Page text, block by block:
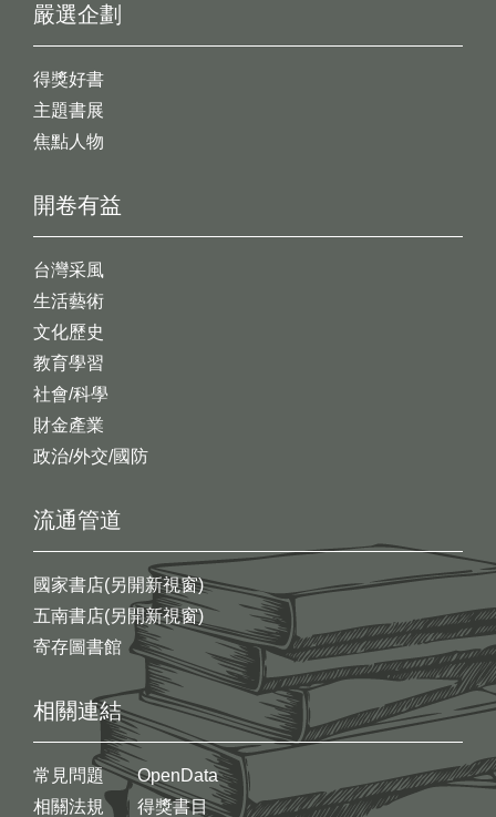
開卷有益
台灣采風
生活藝術
文化歷史
教育學習
社會/科學
財金產業
政治/外交/國防
嚴選企劃
得獎好書
主題書展
焦點人物
流通管道
國家書店(另開新視窗)
五南書店(另開新視窗)
寄存圖書館
相關連結
常見問題
相關法規
OpenData
得獎書目